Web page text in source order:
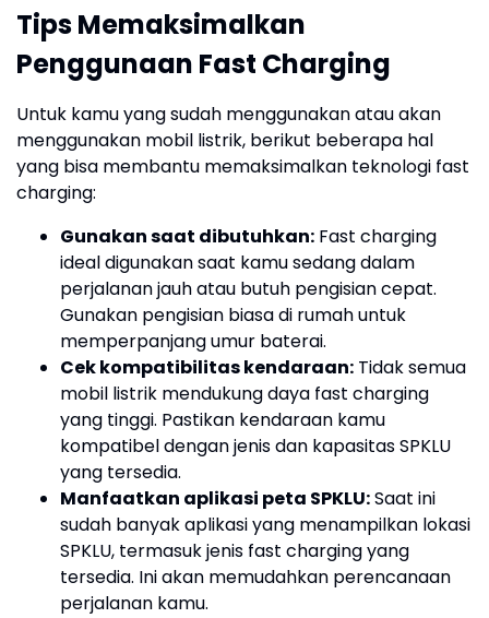
Tips Memaksimalkan
Penggunaan Fast Charging
Untuk kamu yang sudah menggunakan atau akan
menggunakan mobil listrik, berikut beberapa hal
yang bisa membantu memaksimalkan teknologi fast
charging:
Gunakan saat dibutuhkan: Fast charging
ideal digunakan saat kamu sedang dalam
perjalanan jauh atau butuh pengisian cepat.
Gunakan pengisian biasa di rumah untuk
memperpanjang umur baterai.
Cek kompatibilitas kendaraan: Tidak semua
mobil listrik mendukung daya fast charging
yang tinggi. Pastikan kendaraan kamu
kompatibel dengan jenis dan kapasitas SPKLU
yang tersedia.
Manfaatkan aplikasi peta SPKLU:Saat ini
sudah banyak aplikasi yang menampilkan lokasi
SPKLU, termasuk jenis fast charging yang
tersedia. Ini akan memudahkan perencanaan
perjalanan kamu.